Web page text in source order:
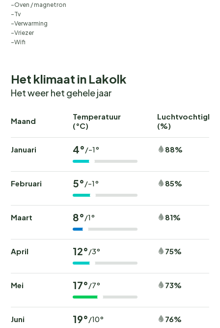
Oven / magnetron
Tv
Verwarming
Vriezer
Wifi
Het klimaat in Lakolk
Het weer het gehele jaar
Maand
Temperatuur
(°C)
(%)
Januari 4°/-1° 88%
Februari 5°/-1° 85%
Maart 8°/1° 81%
April 12°/3° 75%
Mei 17°/7° 73%
Juni 19°/10° 76%